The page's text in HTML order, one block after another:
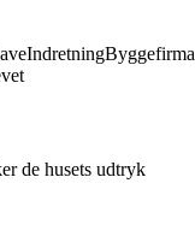
IndretningByggefirma
de husets udtryk